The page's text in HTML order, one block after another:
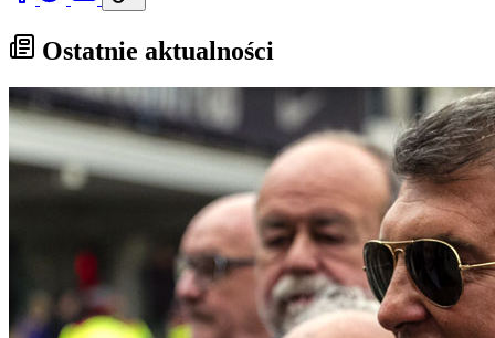
Ostatnie aktualności